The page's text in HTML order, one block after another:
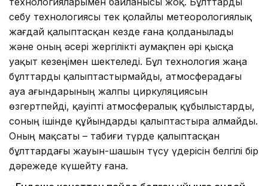
себу технологиясы тек қолайлы метеорологиялық
жағдай қалыптасқан кезде ғана қолданылады
және оның әсері жергілікті аумақпен әрі қысқа
уақыт кезеңімен шектеледі. Бұл технология жаңа
бұлттарды қалыптастырмайды, атмосферадағы
ауа ағындарының жалпы циркуляциясын
өзгертпейді, қауіпті атмосфералық құбылыстарды,
соның ішінде құйындарды қалыптастыра алмайды.
Оның мақсаты – табиғи түрде қалыптасқан
бұлттардағы жауын-шашын түсу үдерісін белгілі бір
дәрежеде күшейту ғана.